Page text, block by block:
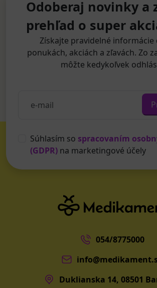
Odoberaj novinky a
prehľad o super
Získajte pravidelné informácie
ponukách, akciách a zľavách. Zo
môžte kedykoľvek
Súhlasím so spracovaním
(GDPR) na marketingové účely
054/8775000
Duklianska 14, 08501